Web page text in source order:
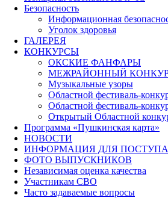
Безопасность
Информационная
Уголок здоровья
ГАЛЕРЕЯ
КОНКУРСЫ
ОКСКИЕ ФАНФАРЫ
МЕЖРАЙОННЫЙ
Музыкальные узоры
Областной фестиваль-
Областной фестиваль-
Открытый Областной
Программа «Пушкинская карта»
НОВОСТИ
ИНФОРМАЦИЯ ДЛЯ
ФОТО ВЫПУСКНИКОВ
Независимая оценка качества
Участникам СВО
Часто задаваемые вопросы